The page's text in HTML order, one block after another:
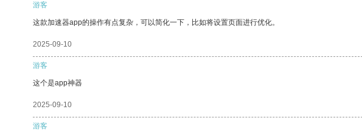
游客
这款加速器app的操作有点复杂，可以简化一下，比如将设置页面进行优化。
2025-09-10
游客
这个是app神器
2025-09-10
游客